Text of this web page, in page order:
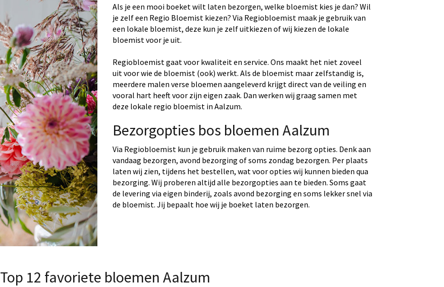
Als je een mooi boeket wilt laten bezorgen, welke bloemist kies je dan? Wil
je zelf een Regio Bloemist kiezen? Via Regiobloemist maak je gebruik van
een lokale bloemist, deze kun je zelf uitkiezen of wij kiezen de lokale
bloemist voor je uit.
Regiobloemist gaat voor kwaliteit en service. Ons maakt het niet zoveel
uit voor wie de bloemist (ook) werkt. Als de bloemist maar zelfstandig is,
meerdere malen verse bloemen aangeleverd krijgt direct van de veiling en
vooral hart heeft voor zijn eigen zaak. Dan werken wij graag samen met
deze lokale regio bloemist in Aalzum.
Bezorgopties bos bloemen Aalzum
Via Regiobloemist kun je gebruik maken van ruime bezorg opties. Denk aan
vandaag bezorgen, avond bezorging of soms zondag bezorgen. Per plaats
laten wij zien, tijdens het bestellen, wat voor opties wij kunnen bieden qua
bezorging. Wij proberen altijd alle bezorgopties aan te bieden. Soms gaat
de levering via eigen binderij, zoals avond bezorging en soms lekker snel via
de bloemist. Jij bepaalt hoe wij je boeket laten bezorgen.
Top 12 favoriete bloemen Aalzum